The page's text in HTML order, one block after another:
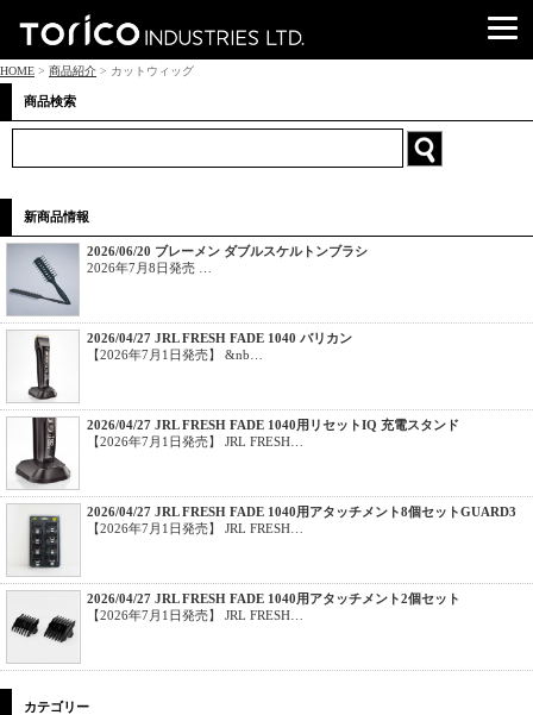
HOME > 商品紹介 > カットウィッグ
商品検索
新商品情報
2026/06/20 ブレーメン ダブルスケルトンブラシ
2026年7月8日発売 …
2026/04/27 JRL FRESH FADE 1040 バリカン
【2026年7月1日発売】 &nb…
2026/04/27 JRL FRESH FADE 1040用リセットIQ 充電スタンド
【2026年7月1日発売】 JRL FRESH…
2026/04/27 JRL FRESH FADE 1040用アタッチメント8個セットGUARD3
【2026年7月1日発売】 JRL FRESH…
2026/04/27 JRL FRESH FADE 1040用アタッチメント2個セット
【2026年7月1日発売】 JRL FRESH…
カテゴリー